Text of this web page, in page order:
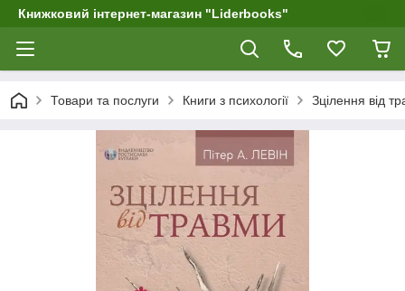
Книжковий інтернет-магазин "Liderbooks"
Товари та послуги Книги з психології Зцілення від